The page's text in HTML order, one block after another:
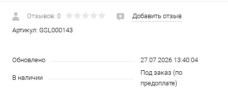
Отзывов: 0
Добавить отзыв
Артикул: GSL000143
Обновлено 27.07.2026 13:40:04
В наличии
Под заказ (по
предоплате)